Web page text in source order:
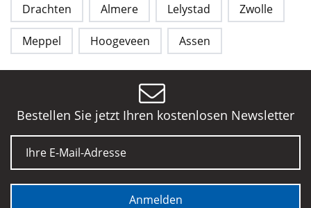
Drachten Almere Lelystad Zwolle
Meppel Hoogeveen Assen
Bestellen Sie jetzt Ihren kostenlosen Newsletter
E-Mail
Anmelden